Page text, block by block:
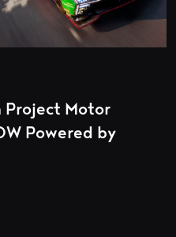
Project Motor
Powered by